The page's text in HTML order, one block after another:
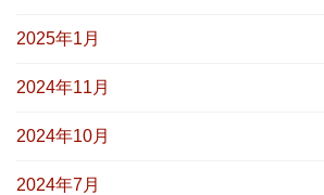
2025年1月
2024年11月
2024年10月
2024年7月